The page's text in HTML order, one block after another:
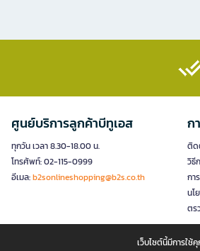
ศูนย์บริการลูกค้าบีทูเอส
ทุกวัน เวลา 8.30-18.00 น.
โทรศัพท์: 02-115-0999
อีเมล:b2sonlineshopping@b2s.co.th
ก
ติด
วิธี
กา
นโ
ตร
เว็บไซต์นี้มีการใ